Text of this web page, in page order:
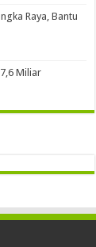
Raya, Bantu
Miliar